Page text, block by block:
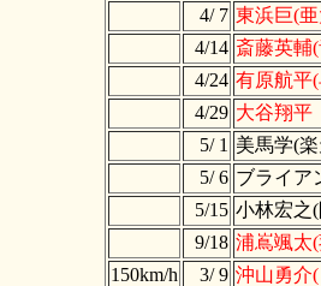
4/ 7 東浜巨(
4/14 斎藤英輔
4/24 有原航平
4/29 大谷翔平
5/ 1 美馬学(
5/ 6 ブライア
5/15 小林宏之
9/18 浦嶌颯太
150km/h
3/ 9 沖山勇介